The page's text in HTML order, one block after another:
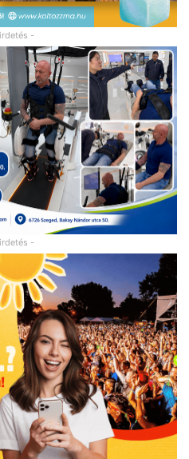
-
-